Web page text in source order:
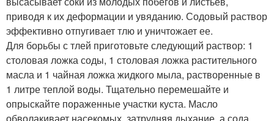
приводя к их деформации и увяданию. Содовый раствор
эффективно отпугивает тлю и уничтожает ее.
Для борьбы с тлей приготовьте следующий раствор: 1
столовая ложка соды, 1 столовая ложка растительного
масла и 1 чайная ложка жидкого мыла, растворенные в
1 литре теплой воды. Тщательно перемешайте и
опрыскайте пораженные участки куста. Масло